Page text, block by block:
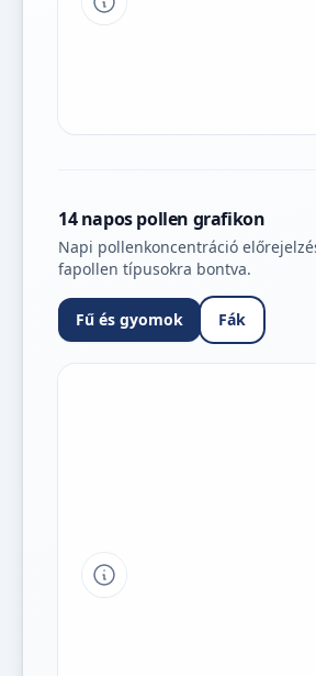
Tipp a grafikon
14 napos pollen grafikon
Napi pollenkoncentráció
fapollen típusokra bontva.
Fű és gyomok Fák
Tipp a grafikon